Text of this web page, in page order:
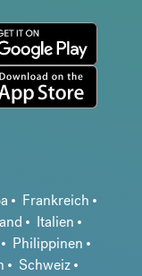
Frankreich
Italien
Philippinen
Schweiz